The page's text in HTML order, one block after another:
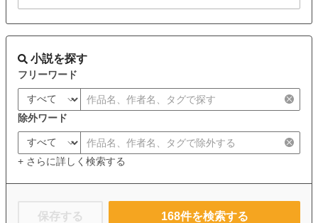
小説を探す
フリーワード
除外ワード
+ さらに詳しく検索する
保存する 168件を検索する